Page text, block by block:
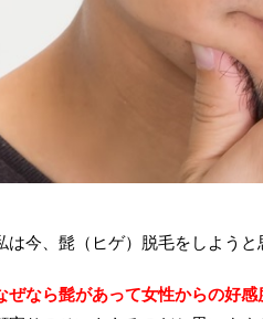
は今、髭（ヒゲ）脱毛をしようと
ぜなら髭があって女性からの好感